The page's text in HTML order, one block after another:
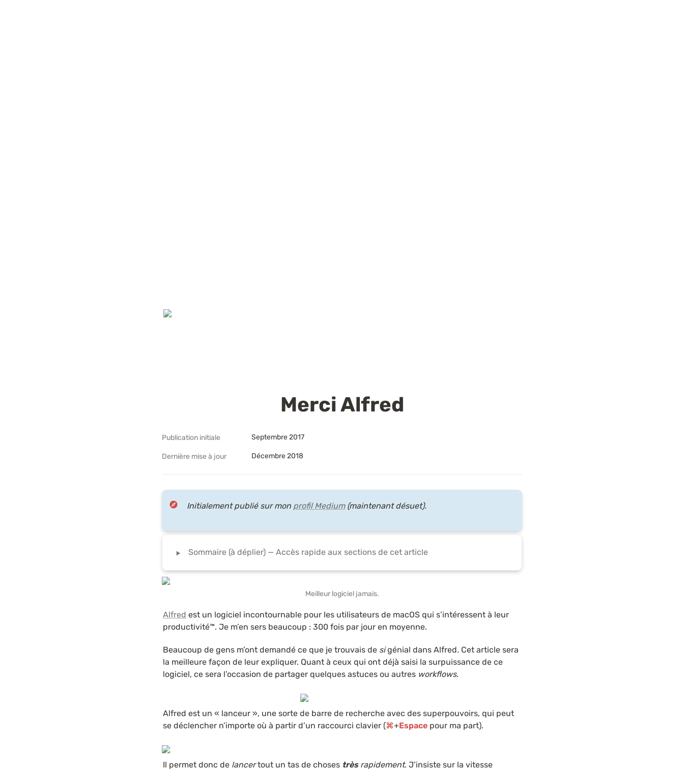
Merci Alfred
Publication initiale Septembre 2017
Dernière mise à jour Décembre 2018
Initialement publié sur mon profil Medium (maintenant désuet).
‣ Sommaire (à déplier) — Accès rapide aux sections de cet article
Meilleur logiciel jamais.
Alfred est un logiciel incontournable pour les utilisateurs de macOS qui s’intéressent à leur
productivité™. Je m’en sers beaucoup : 300 fois par jour en moyenne.
Beaucoup de gens m’ont demandé ce que je trouvais de si génial dans Alfred. Cet article sera
la meilleure façon de leur expliquer. Quant à ceux qui ont déjà saisi la surpuissance de ce
logiciel, ce sera l’occasion de partager quelques astuces ou autres workflows.
Alfred est un « lanceur », une sorte de barre de recherche avec des superpouvoirs, qui peut
se déclencher n’importe où à partir d’un raccourci clavier (⌘+Espace pour ma part).
Il permet donc de lancer tout un tas de choses très rapidement. J’insiste sur la vitesse